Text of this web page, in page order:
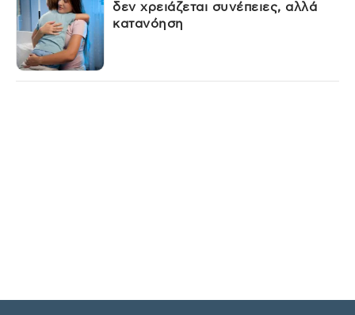
δεν χρειάζεται συνέπειες, αλλά
κατανόηση